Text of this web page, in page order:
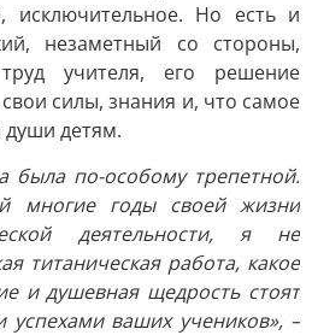
исключительное. Но есть и
незаметный со стороны,
учителя, его решение
силы, знания и, что самое
души детям.
была по-особому трепетной.
многие годы своей жизни
деятельности, я не
титаническая работа, какое
и душевная щедрость стоят
ваших учеников», –